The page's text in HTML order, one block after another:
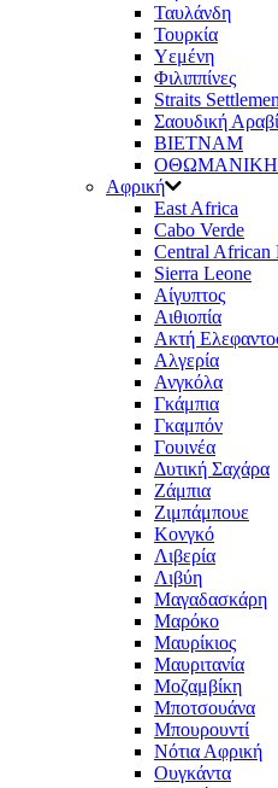
Ταυλάνδη
Τουρκία
Υεμένη
Φιλιππίνες
Straits
Σαουδική
ΒΙΕΤΝΑΜ
ΟΘΩΜΑΝΙΚΗ
Αφρική
East Africa
Cabo Verde
Central African
Sierra Leone
Αίγυπτος
Αιθιοπία
Ακτή
Αλγερία
Ανγκόλα
Γκάμπια
Γκαμπόν
Γουινέα
Δυτική Σαχάρα
Ζάμπια
Ζιμπάμπουε
Κονγκό
Λιβερία
Λιβύη
Μαγαδασκάρη
Μαρόκο
Μαυρίκιος
Μαυριτανία
Μοζαμβίκη
Μποτσουάνα
Μπουρουντί
Νότια Αφρική
Ουγκάντα